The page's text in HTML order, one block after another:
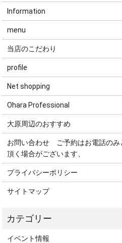
Information
menu
当店のこだわり
profile
Net shopping
Ohara Professional
大原周辺のおすすめ
お問い合わせ ご予約はお電話のみ
頂く場合がございます、
プライバシーポリシー
サイトマップ
イベント情報